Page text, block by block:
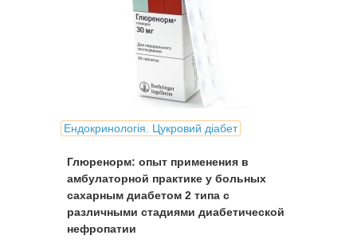
Ендокринологія. Цукровий діабет
Глюренорм: опыт применения в
амбулаторной практике у больных
сахарным диабетом 2 типа с
различными стадиями диабетической
нефропатии